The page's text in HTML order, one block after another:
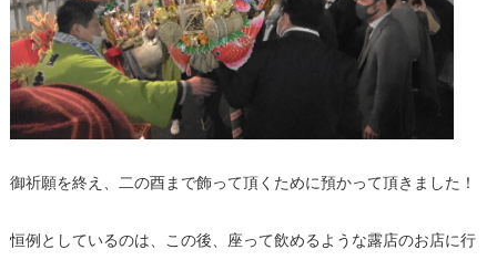
御祈願を終え、二の酉まで飾って頂くために預かって頂きました！
恒例としているのは、この後、座って飲めるような露店のお店に行